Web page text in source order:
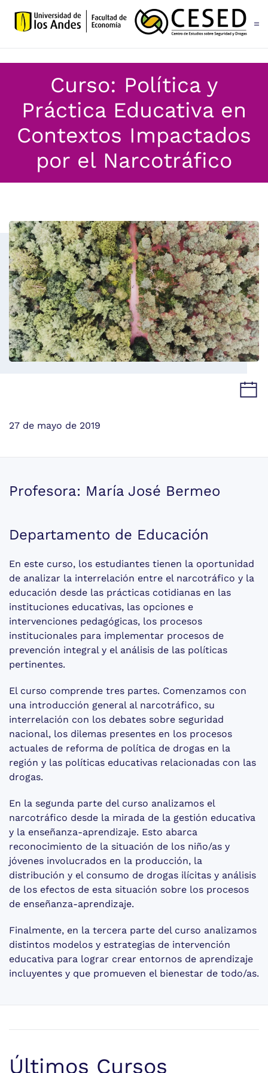
Skip to main content
Curso: Política y
Práctica Educativa en
Contextos Impactados
por el Narcotráfico
27 de mayo de 2019
Profesora: María José Bermeo
Departamento de Educación
En este curso, los estudiantes tienen la oportunidad
de analizar la interrelación entre el narcotráfico y la
educación desde las prácticas cotidianas en las
instituciones educativas, las opciones e
intervenciones pedagógicas, los procesos
institucionales para implementar procesos de
prevención integral y el análisis de las políticas
pertinentes.
El curso comprende tres partes. Comenzamos con
una introducción general al narcotráfico, su
interrelación con los debates sobre seguridad
nacional, los dilemas presentes en los procesos
actuales de reforma de política de drogas en la
región y las políticas educativas relacionadas con las
drogas.
En la segunda parte del curso analizamos el
narcotráfico desde la mirada de la gestión educativa
y la enseñanza-aprendizaje. Esto abarca
reconocimiento de la situación de los niño/as y
jóvenes involucrados en la producción, la
distribución y el consumo de drogas ilícitas y análisis
de los efectos de esta situación sobre los procesos
de enseñanza-aprendizaje.
Finalmente, en la tercera parte del curso analizamos
distintos modelos y estrategias de intervención
educativa para lograr crear entornos de aprendizaje
incluyentes y que promueven el bienestar de todo/as.
Últimos Cursos